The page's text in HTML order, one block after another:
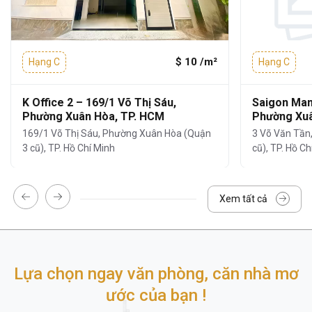
văn phòng có quy mô khác nhau:
Kết cấu:1 Hầm - 1 Trệt - 1 Lửng - 8 Tầng
- 1 Thang máy
Diện tích cho thuê:từ 80m² – 100m² –
180m²
Chiều cao trần:
Mặt ngoài tòa nhà sử dụng kính cách nhiệt,
giúp tận dụng ánh sáng tự nhiên mà vẫn
hiệu quả.
Hạng C $ 10 /m²
K Office 2 – 169/1 Võ Thị Sáu,
Phường Xuân Hòa, TP. HCM
169/1 Võ Thị Sáu, Phường Xuân Hòa (Quận
3 cũ), TP. Hồ Chí Minh
Hạng C
Saigon
Phường
3 Võ Văn
cũ), TP. Hồ
Xem tất cả
Lựa chọn ngay văn phòng, căn nhà mơ
ước của bạn !